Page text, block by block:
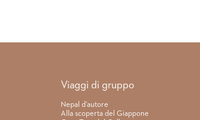
Viaggi di gruppo
Nepal d’autore
Alla scoperta del Giappone